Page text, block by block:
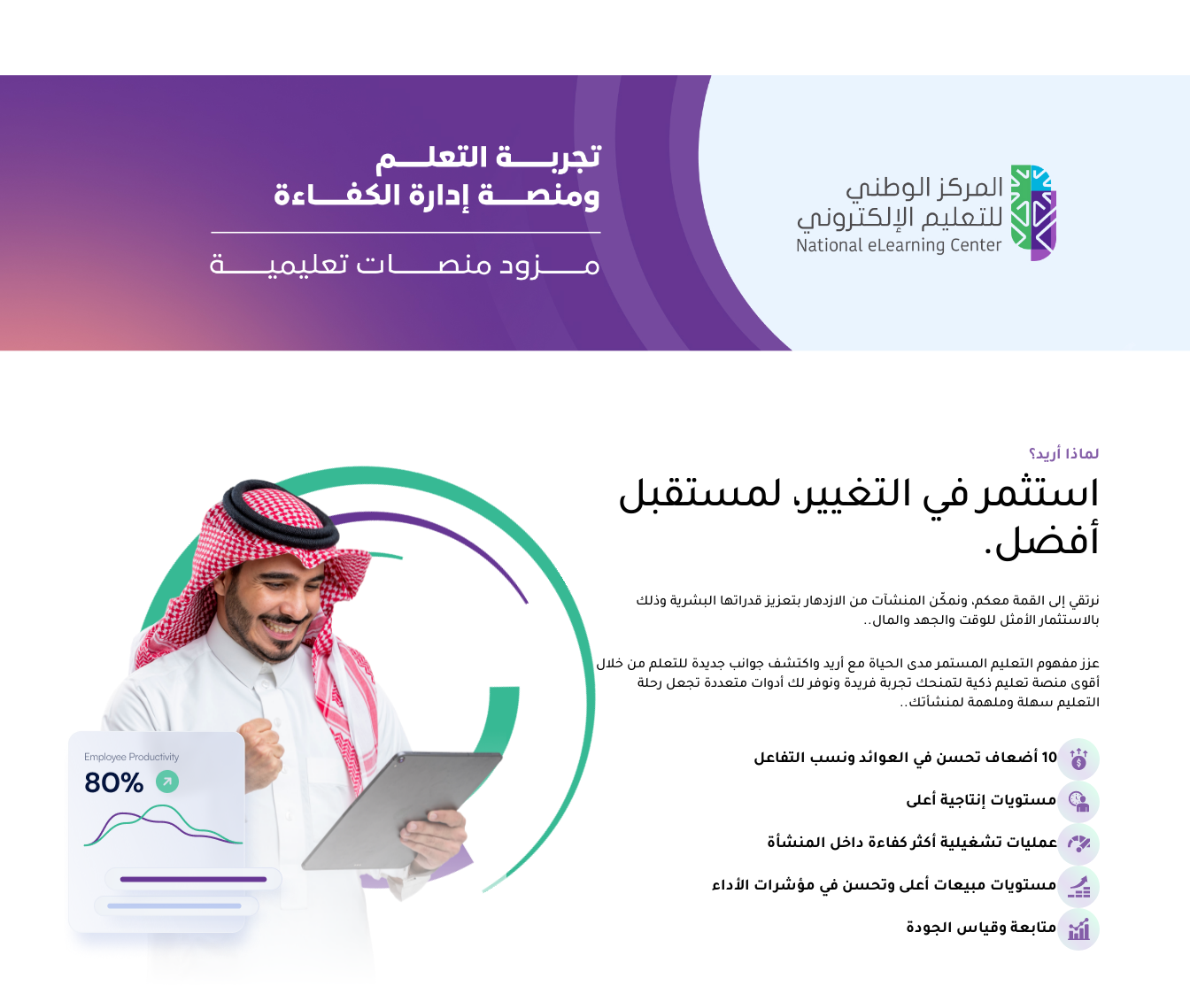
لماذا أريد؟
استثمر في التغيير، لمستقبل
أفضل.
نرتقي إلى القمة معكم، ونمكّن المنشآت من الازدهار بتعزيز قدراتها البشرية وذلك
بالاستثمار الأمثل للوقت والجهد والمال..
عزز مفهوم التعليم المستمر مدى الحياة مع أريد واكتشف جوانب جديدة للتعلم من خلال
أقوى منصة تعليم ذكية لتمنحك تجربة فريدة ونوفر لك أدوات متعددة تجعل رحلة
التعليم سهلة وملهمة لمنشأتك..
10 أضعاف تحسن في العوائد ونسب التفاعل
مستويات إنتاجية أعلى
عمليات تشغيلية أكثر كفاءة داخل المنشأة
مستويات مبيعات أعلى وتحسن في مؤشرات الأداء
متابعة وقياس الجودة